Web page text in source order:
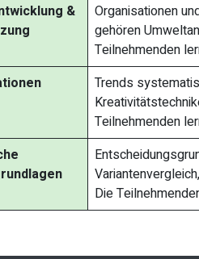
&
Organisationen
gehören
Teilnehmenden
Trends
Teilnehmenden
Die